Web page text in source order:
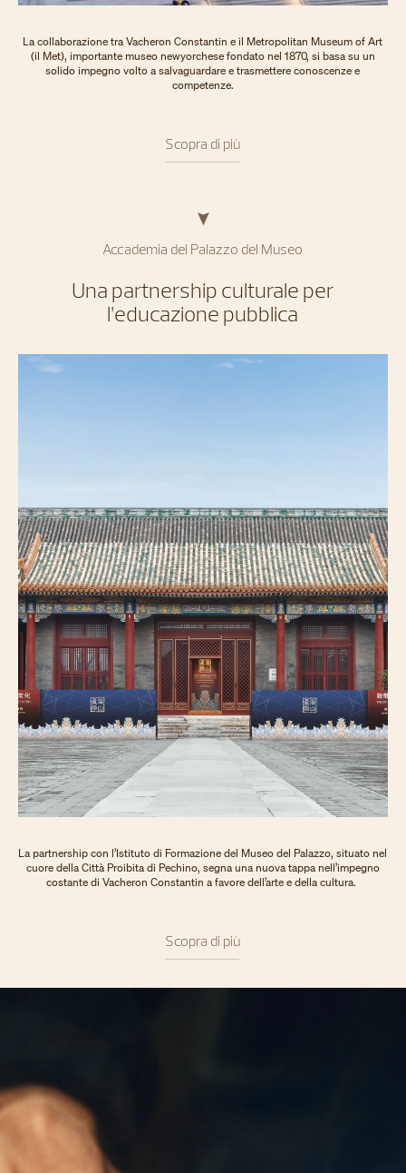
La collaborazione tra Vacheron Constantin e il Metropolitan Museum of Art
(il Met), importante museo newyorchese fondato nel 1870, si basa su un
solido impegno volto a salvaguardare e trasmettere conoscenze e
competenze.
Scopra di più
Accademia del Palazzo del Museo
Una partnership culturale per
l’educazione pubblica
La partnership con l’Istituto di Formazione del Museo del Palazzo, situato nel
cuore della Città Proibita di Pechino, segna una nuova tappa nell’impegno
costante di Vacheron Constantin a favore dell’arte e della cultura.
Scopra di più